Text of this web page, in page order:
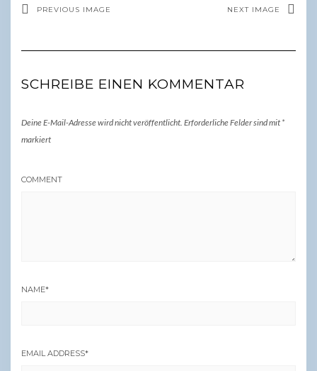
PREVIOUS IMAGE NEXT IMAGE
SCHREIBE EINEN KOMMENTAR
Deine E-Mail-Adresse wird nicht veröffentlicht. Erforderliche Felder sind mit *
markiert
COMMENT
NAME*
EMAIL ADDRESS*